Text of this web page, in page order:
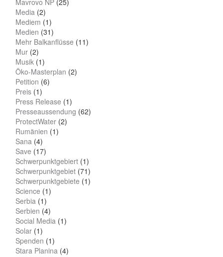
Mavrovo NP (25)
Media (2)
Mediem (1)
Medien (31)
Mehr Balkanflüsse (11)
Mur (2)
Musik (1)
Öko-Masterplan (2)
Petition (6)
Preis (1)
Press Release (1)
Presseaussendung (62)
ProtectWater (2)
Rumänien (1)
Sana (4)
Save (17)
Schwerpunktgebiert (1)
Schwerpunktgebiet (71)
Schwerpunktgebiete (1)
Science (1)
Serbia (1)
Serbien (4)
Social Media (1)
Solar (1)
Spenden (1)
Stara Planina (4)